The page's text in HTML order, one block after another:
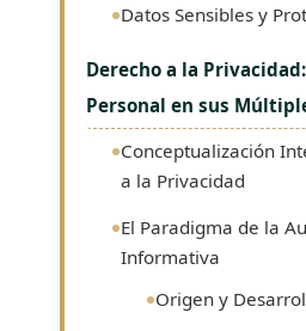
Datos Sensibles y
Derecho a la
Personal en sus
Conceptualización
a la Privacidad
El Paradigma de la
Informativa
Origen y